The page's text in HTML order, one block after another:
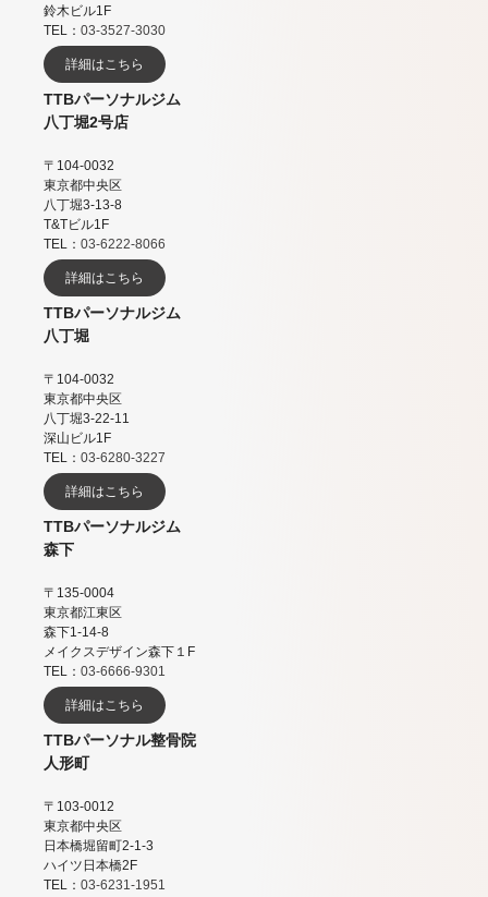
鈴木ビル1F
TEL： 03-3527-3030
詳細はこちら
TTBパーソナルジム
八丁堀2号店
〒104-0032
東京都中央区
八丁堀3-13-8
T&Tビル1F
TEL： 03-6222-8066
詳細はこちら
TTBパーソナルジム
八丁堀
〒104-0032
東京都中央区
八丁堀3-22-11
深山ビル1F
TEL： 03-6280-3227
詳細はこちら
TTBパーソナルジム
森下
〒135-0004
東京都江東区
森下1-14-8
メイクスデザイン森下１F
TEL： 03-6666-9301
詳細はこちら
TTBパーソナル整骨院
人形町
〒103-0012
東京都中央区
日本橋堀留町2-1-3
ハイツ日本橋2F
TEL： 03-6231-1951